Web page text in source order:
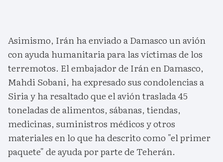
Asimismo, Irán ha enviado a Damasco un avión
con ayuda humanitaria para las víctimas de los
terremotos. El embajador de Irán en Damasco,
Mahdi Sobani, ha expresado sus condolencias a
Siria y ha resaltado que el avión traslada 45
toneladas de alimentos, sábanas, tiendas,
medicinas, suministros médicos y otros
materiales en lo que ha descrito como "el primer
paquete" de ayuda por parte de Teherán.